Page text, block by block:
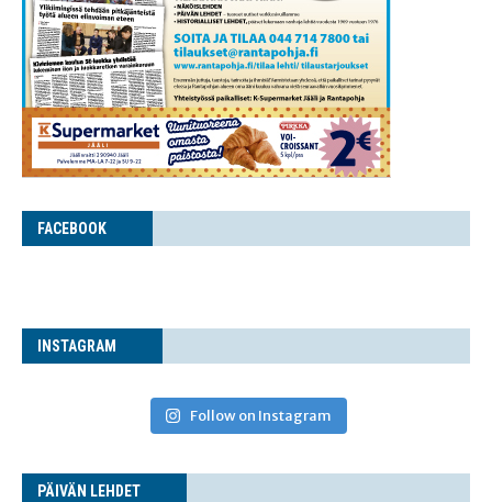
FACE­BOOK
INS­TA­GRAM
Follow on Instagram
PÄI­VÄN LEHDET